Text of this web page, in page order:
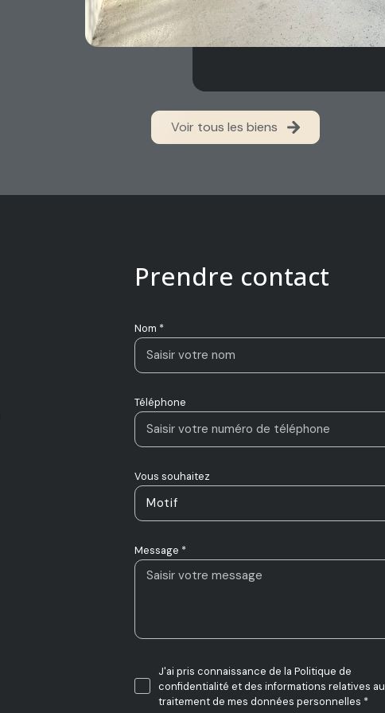
Voir tous les biens
Prendre contact
Nom *
Téléphone
Vous souhaitez
Motif
Message *
J'ai pris connaissance de la Politique de
confidentialité et des informations relatives au
traitement de mes données personnelles *